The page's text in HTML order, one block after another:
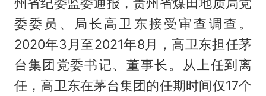
委委员、局长高卫东接受审查调查。
2020年3月至2021年8月，高卫东担任茅
台集团党委书记、董事长。从上任到离
任，高卫东在茅台集团的任期时间仅17个